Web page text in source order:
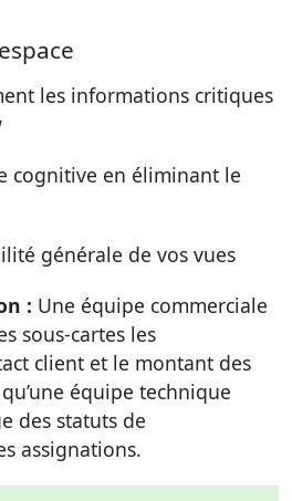
les informations critiques
cognitive en éliminant le
générale de vos vues
: Une équipe commerciale
sous-cartes les
client et le montant des
équipe technique
des statuts de
assignations.